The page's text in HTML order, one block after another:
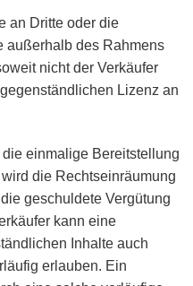
an Dritte oder die
außerhalb des Rahmens
nicht der Verkäufer
Lizenz an
einmalige Bereitstellung
die Rechtseinräumung
geschuldete Vergütung
kann eine
Inhalte auch
erlauben. Ein